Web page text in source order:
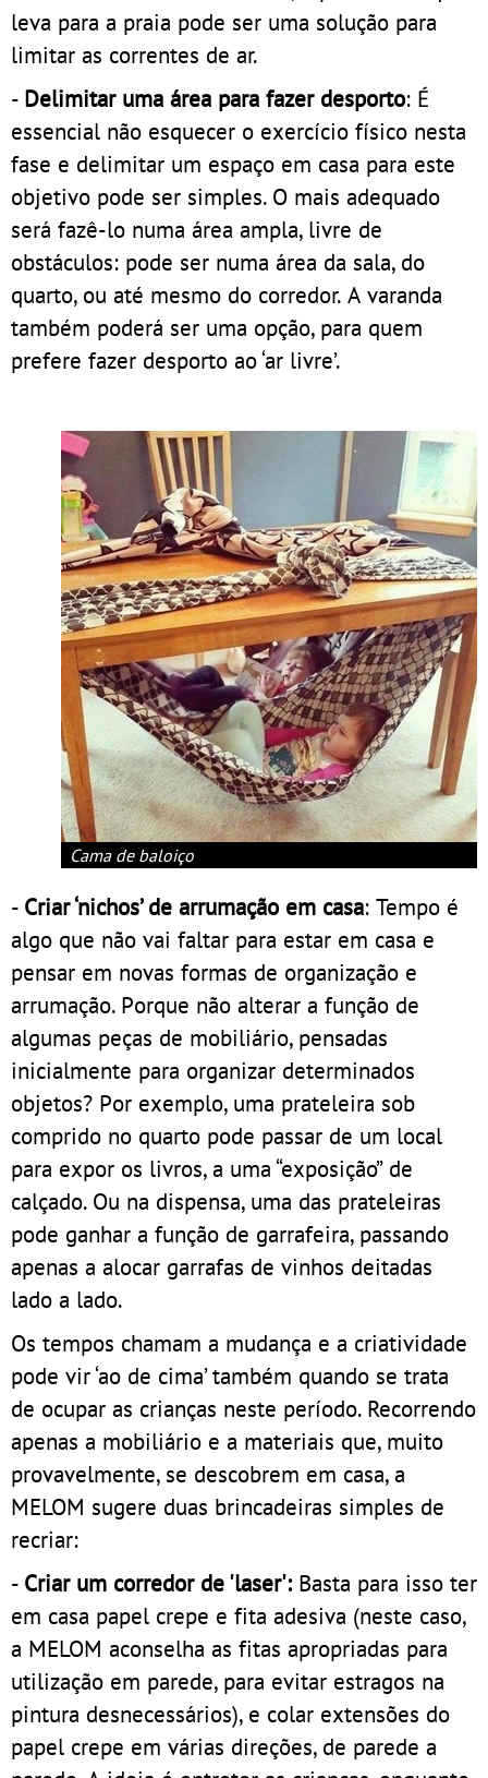
leva para a praia pode ser uma solução para
limitar as correntes de ar.
- Delimitar uma área para fazer desporto: É
essencial não esquecer o exercício físico nesta
fase e delimitar um espaço em casa para este
objetivo pode ser simples. O mais adequado
será fazê-lo numa área ampla, livre de
obstáculos: pode ser numa área da sala, do
quarto, ou até mesmo do corredor. A varanda
também poderá ser uma opção, para quem
prefere fazer desporto ao ‘ar livre’.
Cama de baloiço
- Criar ‘nichos’ de arrumação em casa: Tempo é
algo que não vai faltar para estar em casa e
pensar em novas formas de organização e
arrumação. Porque não alterar a função de
algumas peças de mobiliário, pensadas
inicialmente para organizar determinados
objetos? Por exemplo, uma prateleira sob
comprido no quarto pode passar de um local
para expor os livros, a uma “exposição” de
calçado. Ou na dispensa, uma das prateleiras
pode ganhar a função de garrafeira, passando
apenas a alocar garrafas de vinhos deitadas
lado a lado.
Os tempos chamam a mudança e a criatividade
pode vir ‘ao de cima’ também quando se trata
de ocupar as crianças neste período. Recorrendo
apenas a mobiliário e a materiais que, muito
provavelmente, se descobrem em casa, a
MELOM sugere duas brincadeiras simples de
recriar:
- Criar um corredor de 'laser':Basta para isso ter
em casa papel crepe e fita adesiva (neste caso,
a MELOM aconselha as fitas apropriadas para
utilização em parede, para evitar estragos na
pintura desnecessários), e colar extensões do
papel crepe em várias direções, de parede a